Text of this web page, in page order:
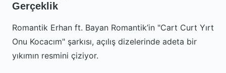
Gerçeklik
Romantik Erhan ft. Bayan Romantik’in "Cart Curt Yırt
Onu Kocacım" şarkısı, açılış dizelerinde adeta bir
yıkımın resmini çiziyor.